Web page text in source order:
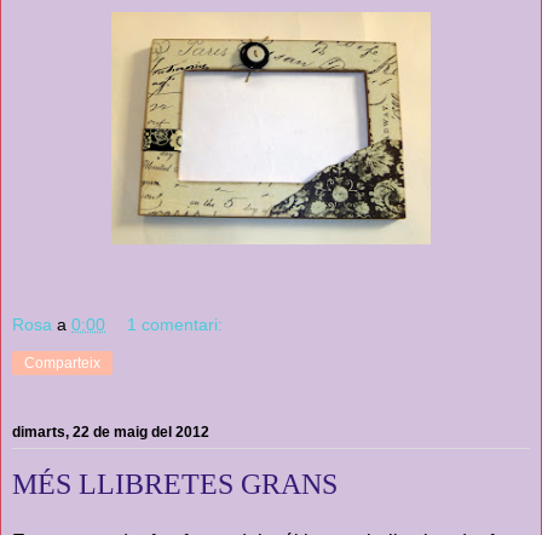
Rosa a 0:00 1 comentari:
Comparteix
dimarts, 22 de maig del 2012
MÉS LLIBRETES GRANS